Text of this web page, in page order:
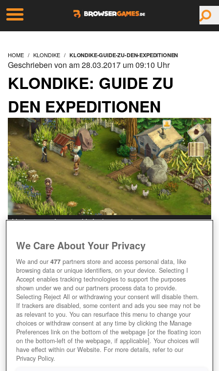
HOME KLONDIKE KLONDIKE-GUIDE-ZU-DEN-EXPEDITIONEN
KLONDIKE: GUIDE ZU
DEN EXPEDITIONEN
Geschrieben von am 28.03.2017 um 09:10 Uhr
Nicht nur auf eurem Hof gibt es viel zu tun.
We Care About Your Privacy
We and our477 partners store and access personal data, like
browsing data or unique identifiers, on your device. Selecting I
Accept enables tracking technologies to support the purposes
shown under we and our partners process data to provide.
Selecting Reject All or withdrawing your consent will disable them.
If trackers are disabled, some content and ads you see may not be
as relevant to you. You can resurface this menu to change your
choices or withdraw consent at any time by clicking the Manage
Preferences link on the bottom of the webpage [or the floating icon
on the bottom-left of the webpage, if applicable]. Your choices will
have effect within our Website. For more details, refer to our
Privacy Policy.